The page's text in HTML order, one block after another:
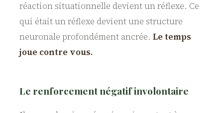
réaction situationnelle devient un réflexe. Ce
qui était un réflexe devient une structure
neuronale profondément ancrée. Le temps
joue contre vous.
Le renforcement négatif involontaire